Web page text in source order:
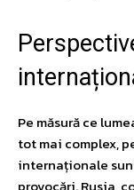
Pe măsură ce
tot mai complex,
internaționale
provocări. Rusia,